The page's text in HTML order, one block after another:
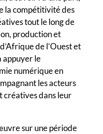
la compétitivité des
tout le long de
production et
de l’Ouest et
appuyer le
numérique en
les acteurs
créatives dans leur
sur une période